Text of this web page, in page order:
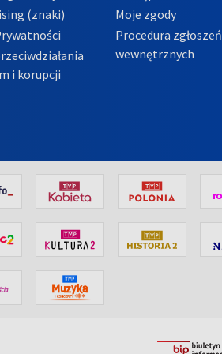
(znaki)
i korupcji
Moje zgody
Procedura zgłoszeń
wewnętrznych